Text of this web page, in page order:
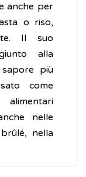
anche per
o riso,
Il suo
alla
più
come
nelle
nella